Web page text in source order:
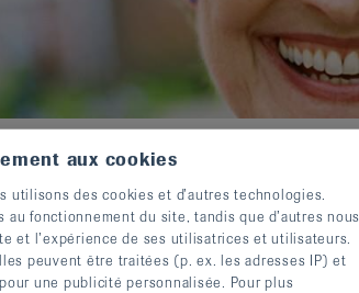
aux cookies
utilisons des cookies et d’autres technologies.
fonctionnement du site, tandis que d’autres nous
et l’expérience de ses utilisatrices et utilisateurs.
peuvent être traitées (p. ex. les adresses IP) et
une publicité personnalisée. Pour plus